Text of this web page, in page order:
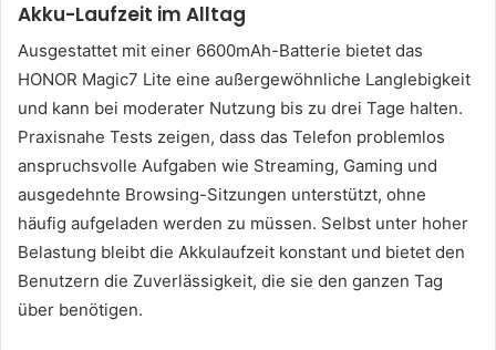
Akku-Laufzeit im Alltag
Ausgestattet mit einer 6600mAh-Batterie bietet das
HONOR Magic7 Lite eine außergewöhnliche Langlebigkeit
und kann bei moderater Nutzung bis zu drei Tage halten.
Praxisnahe Tests zeigen, dass das Telefon problemlos
anspruchsvolle Aufgaben wie Streaming, Gaming und
ausgedehnte Browsing-Sitzungen unterstützt, ohne
häufig aufgeladen werden zu müssen. Selbst unter hoher
Belastung bleibt die Akkulaufzeit konstant und bietet den
Benutzern die Zuverlässigkeit, die sie den ganzen Tag
über benötigen.